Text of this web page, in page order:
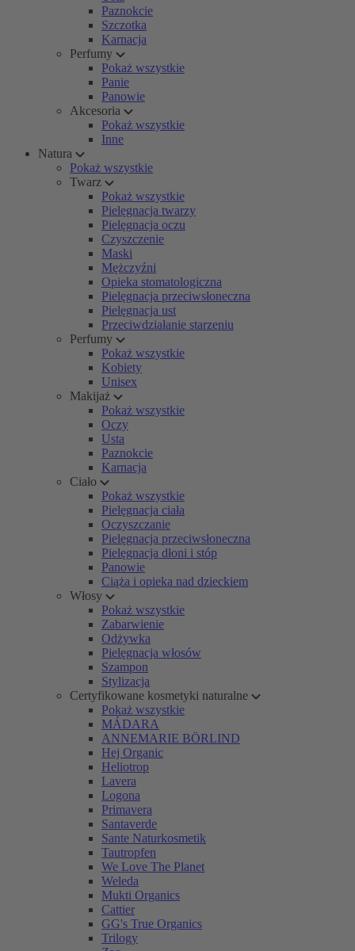
Paznokcie
Szczotka
Karnacja
Perfumy
Pokaż wszystkie
Panie
Panowie
Akcesoria
Pokaż wszystkie
Inne
Natura
Pokaż wszystkie
Twarz
Pokaż wszystkie
Pielęgnacja twarzy
Pielęgnacja oczu
Czyszczenie
Maski
Mężczyźni
Opieka stomatologiczna
Pielęgnacja przeciwsłoneczna
Pielęgnacja ust
Przeciwdziałanie starzeniu
Perfumy
Pokaż wszystkie
Kobiety
Unisex
Makijaż
Pokaż wszystkie
Oczy
Usta
Paznokcie
Karnacja
Ciało
Pokaż wszystkie
Pielęgnacja ciała
Oczyszczanie
Pielęgnacja przeciwsłoneczna
Pielęgnacja dłoni i stóp
Panowie
Ciąża i opieka nad dzieckiem
Włosy
Pokaż wszystkie
Zabarwienie
Odżywka
Pielęgnacja włosów
Szampon
Stylizacja
Certyfikowane kosmetyki naturalne
Pokaż wszystkie
MÁDARA
ANNEMARIE BÖRLIND
Hej Organic
Heliotrop
Lavera
Logona
Primavera
Santaverde
Sante Naturkosmetik
Tautropfen
We Love The Planet
Weleda
Mukti Organics
Cattier
GG's True Organics
Trilogy